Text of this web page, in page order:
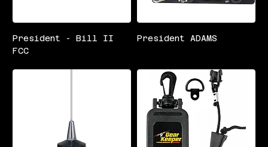
President - Bill II
FCC
President ADAMS